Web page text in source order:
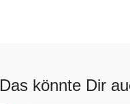
Das könnte Dir